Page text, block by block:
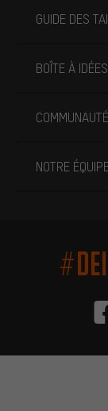
GUIDE DES
BOÎTE À IDÉES
NOTRE